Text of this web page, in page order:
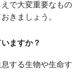
で大変重要なもの
きましょう。
ますか？
する生物や生命す